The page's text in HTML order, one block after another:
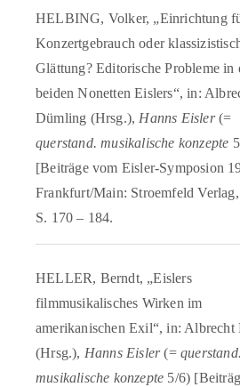
HELBING, Volker, „Einrichtung
Konzertgebrauch oder
Glättung? Editorische Probleme in
beiden Nonetten Eislers“, in:
Dümling (Hrsg.), Hanns Eisler(=
querstand. musikalische konzepte
[Beiträge vom Eisler-Symposion
Frankfurt/Main: Stroemfeld
S. 170 – 184.
HELLER, Berndt, „Eislers
filmmusikalisches Wirken im
amerikanischen Exil“, in: Albrecht
(Hrsg.), Hanns Eisler(=querstand.
musikalische konzepte 5/6)